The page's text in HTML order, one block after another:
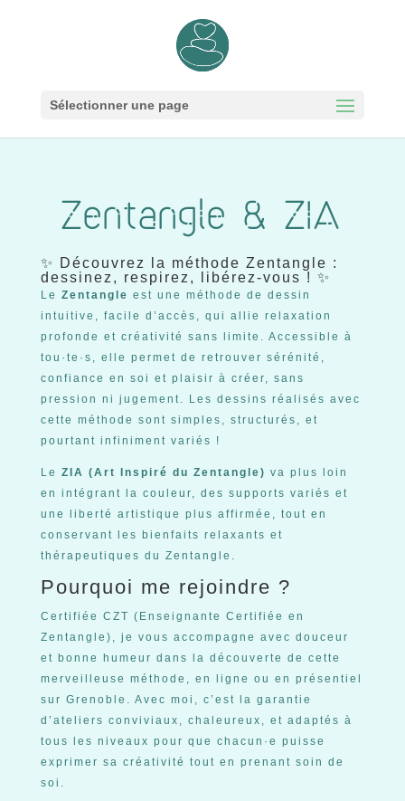
Sélectionner une page
Zentangle & ZIA
✨ Découvrez la méthode Zentangle :
dessinez, respirez, libérez-vous ! ✨
Le Zentangle est une méthode de dessin
intuitive, facile d’accès, qui allie relaxation
profonde et créativité sans limite. Accessible à
tou·te·s, elle permet de retrouver sérénité,
confiance en soi et plaisir à créer, sans
pression ni jugement. Les dessins réalisés avec
cette méthode sont simples, structurés, et
pourtant infiniment variés !
Le ZIA (Art Inspiré du Zentangle) va plus loin
en intégrant la couleur, des supports variés et
une liberté artistique plus affirmée, tout en
conservant les bienfaits relaxants et
thérapeutiques du Zentangle.
Pourquoi me rejoindre ?
Certifiée CZT (Enseignante Certifiée en
Zentangle), je vous accompagne avec douceur
et bonne humeur dans la découverte de cette
merveilleuse méthode, en ligne ou en présentiel
sur Grenoble. Avec moi, c’est la garantie
d’ateliers conviviaux, chaleureux, et adaptés à
tous les niveaux pour que chacun·e puisse
exprimer sa créativité tout en prenant soin de
soi.